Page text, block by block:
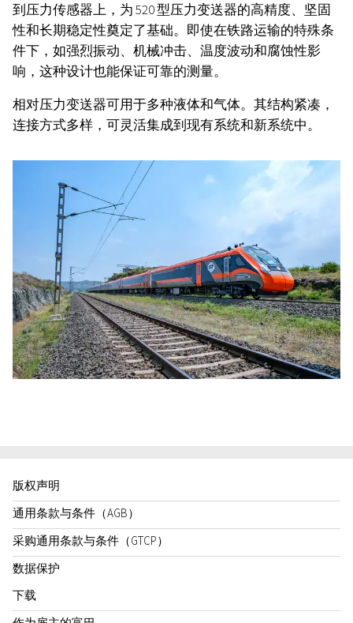
到压力传感器上，为 520型压力变送器的高精度、坚固
性和长期稳定性奠定了基础。即使在铁路运输的特殊条
件下，如强烈振动、机械冲击、温度波动和腐蚀性影
响，这种设计也能保证可靠的测量。
相对压力变送器可用于多种液体和气体。其结构紧凑，
连接方式多样，可灵活集成到现有系统和新系统中。
版权声明
通用条款与条件（AGB）
采购通用条款与条件（GTCP）
数据保护
下载